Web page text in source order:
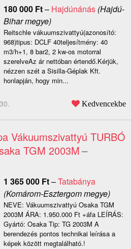
180 000 Ft– Hajdúnánás(Hajdú-
Bihar megye)
Reitschle vákuumszivattyú(azonosító:
968)tipus: DCLF 40teljesítmény: 40
m3/h+1, 8 bar2, 2 kw-os motorral
szerelveAz ár nettóban értendő.Kérjük,
nézzen szét a Sisilla-Géplak Kft.
honlapján, hogy min...
Kedvencekbe
Vákuumszivattyú TURBÓ
TGM 2003M–
1 365 000 Ft–Tatabánya
(Komárom-Esztergom megye)
NEVE: Vákuumszivattyú Osaka TGM
2003M ÁRA: 1.950.000 Ft +áfa LEÍRÁS:
Gyártó: Osaka Tip: TG 2003M A
berendezés pontos technikai leírása a
képek között megtalálható.!